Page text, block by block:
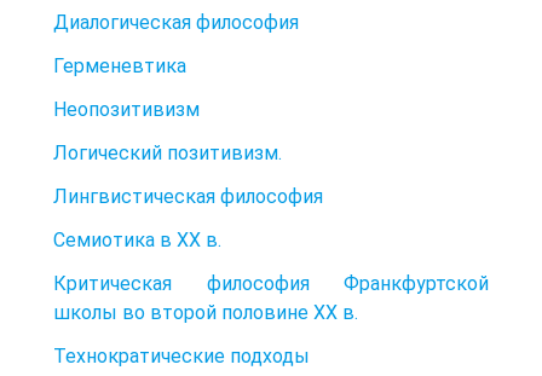
Диалогическая философия
Герменевтика
Неопозитивизм
Логический позитивизм.
Лингвистическая философия
Семиотика в XX в.
Критическая философия Франкфуртской
школы во второй половине XX в.
Технократические подходы